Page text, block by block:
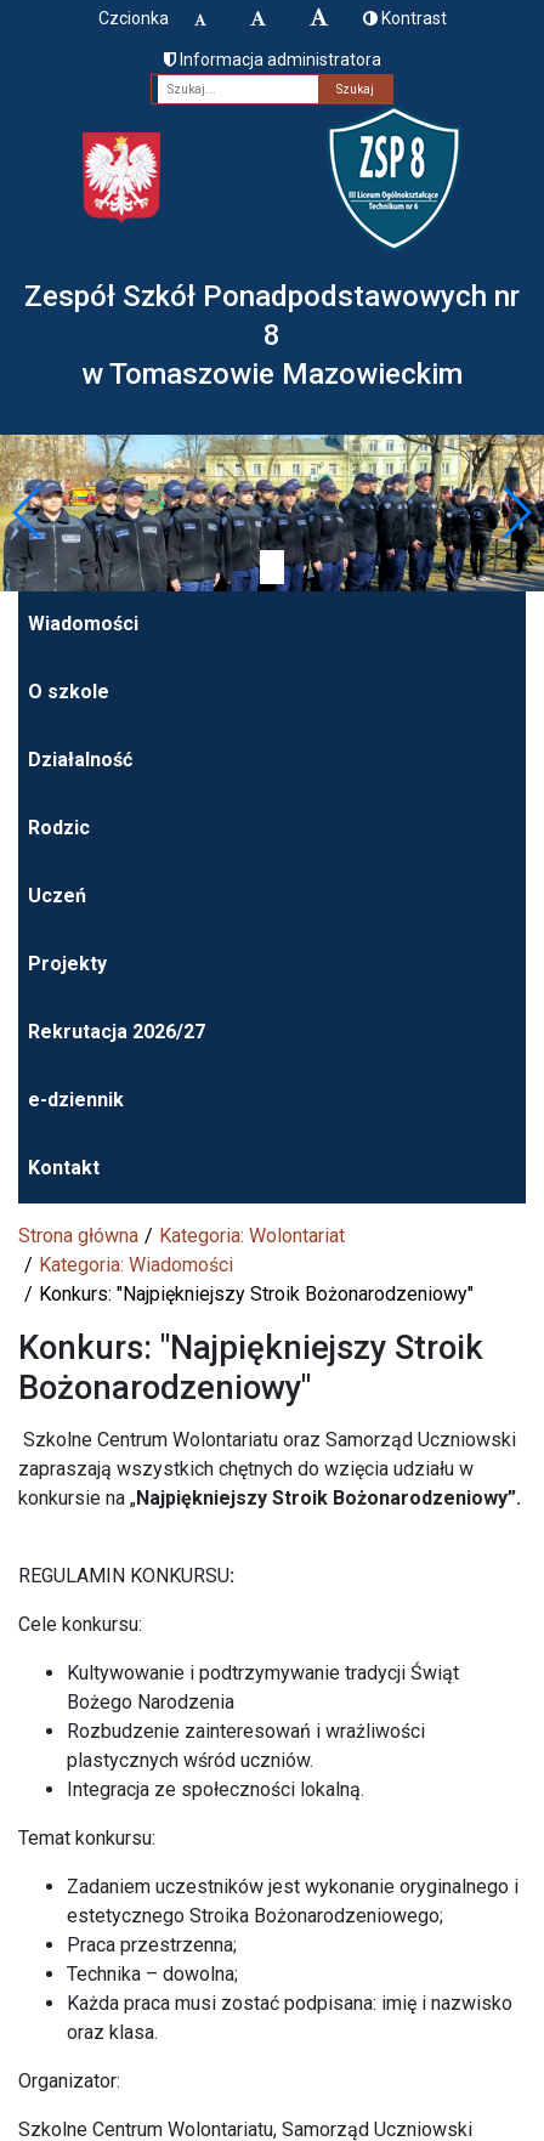
Czcionka Kontrast
Informacja administratora
Fraza
Zespół Szkół Ponadpodstawowych nr
8
w Tomaszowie Mazowieckim
Wiadomości
O szkole
Działalność
Rodzic
Uczeń
Projekty
Rekrutacja 2026/27
e-dziennik
Kontakt
Strona główna
Kategoria: Wolontariat
Kategoria: Wiadomości
Konkurs: "Najpiękniejszy Stroik Bożonarodzeniowy"
Konkurs: "Najpiękniejszy Stroik
Bożonarodzeniowy"
Szkolne Centrum Wolontariatu oraz Samorząd Uczniowski
zapraszają wszystkich chętnych do wzięcia udziału w
konkursie na „Najpiękniejszy Stroik Bożonarodzeniowy”.
REGULAMIN KONKURSU:
Cele konkursu:
Kultywowanie i podtrzymywanie tradycji Świąt
Bożego Narodzenia
Rozbudzenie zainteresowań i wrażliwości
plastycznych wśród uczniów.
Integracja ze społeczności lokalną.
Temat konkursu:
Zadaniem uczestników jest wykonanie oryginalnego i
estetycznego Stroika Bożonarodzeniowego;
Praca przestrzenna;
Technika – dowolna;
Każda praca musi zostać podpisana: imię i nazwisko
oraz klasa.
Organizator:
Szkolne Centrum Wolontariatu, Samorząd Uczniowski